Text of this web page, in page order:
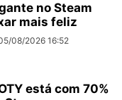
no Steam
mais feliz
08/2026 16:52
está com 70%